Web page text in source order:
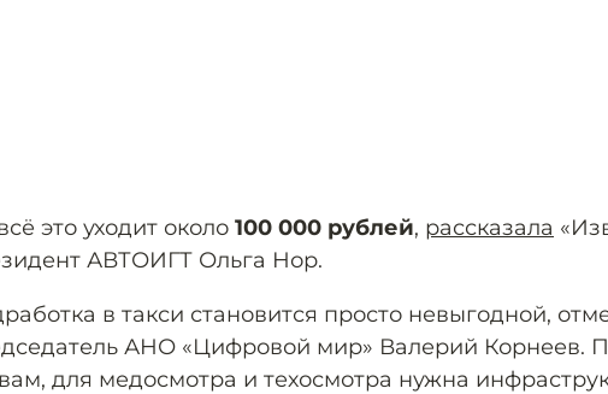
это уходит около 100 000 рублей, рассказала
АВТОИГТ Ольга Нор.
в такси становится просто невыгодной,
АНО «Цифровой мир» Валерий Корнеев.
для медосмотра и техосмотра нужна